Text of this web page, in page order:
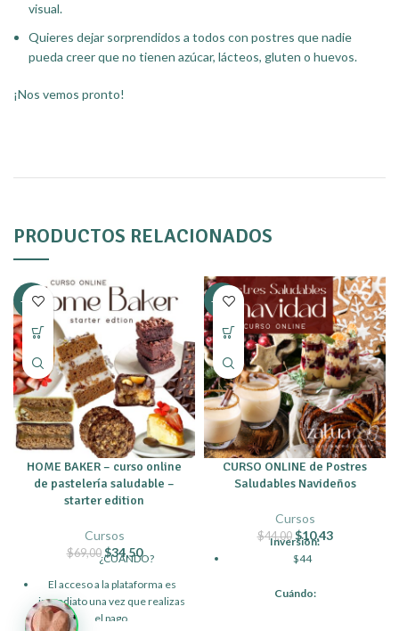
visual.
Quieres dejar sorprendidos a todos con postres que nadie
pueda creer que no tienen azúcar, lácteos, gluten o huevos.
¡Nos vemos pronto!
PRODUCTOS RELACIONADOS
-50%
HOME BAKER – curso online
de pastelería saludable –
starter edition
Cursos
$69,00 $34,50
¿CUÁNDO?
El acceso a la plataforma es
inmediato una vez que realizas
el pago.
-76%
CURSO ONLINE de Postres
Saludables Navideños
Cursos
$44,00 $10,43
Inversión:
$44
Cuándo: